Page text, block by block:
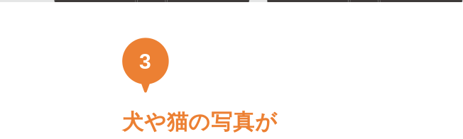
3
犬や猫の写真が